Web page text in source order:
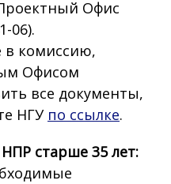
Офис
06).
в комиссию,
Офисом
все документы,
НГУ по ссылке.
старше 35 лет: